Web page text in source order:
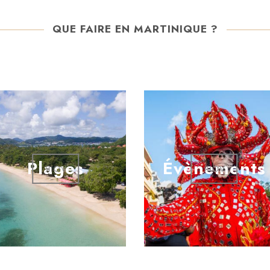
QUE FAIRE EN MARTINIQUE ?
Plages
VOIR Évènements
VOIR